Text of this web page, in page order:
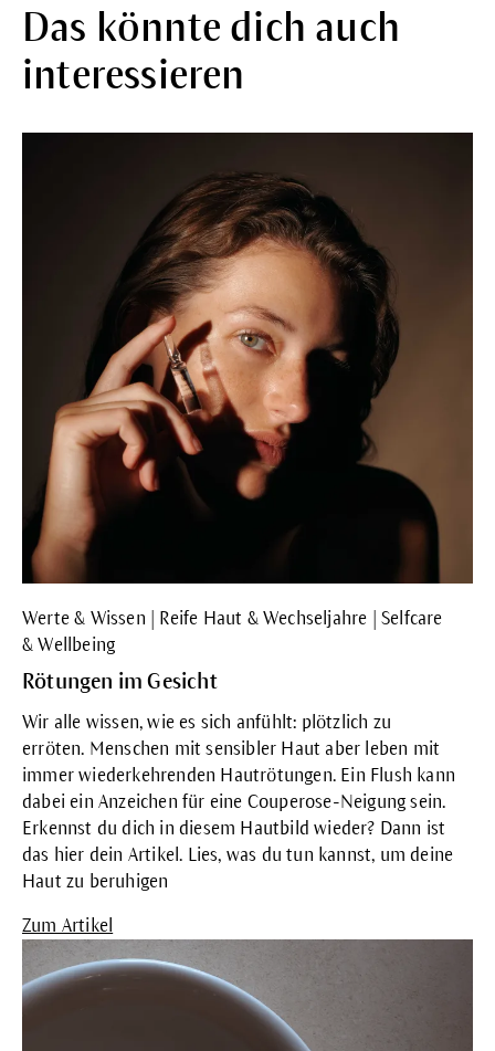
Das könnte dich auch
interessieren
Werte & Wissen | Reife Haut & Wechseljahre | Selfcare
& Wellbeing
Rötungen im Gesicht
Wir alle wissen, wie es sich anfühlt: plötzlich zu
erröten. Menschen mit sensibler Haut aber leben mit
immer wiederkehrenden Hautrötungen. Ein Flush kann
dabei ein Anzeichen für eine Couperose-Neigung sein.
Erkennst du dich in diesem Hautbild wieder? Dann ist
das hier dein Artikel. Lies, was du tun kannst, um deine
Haut zu beruhigen
Zum Artikel